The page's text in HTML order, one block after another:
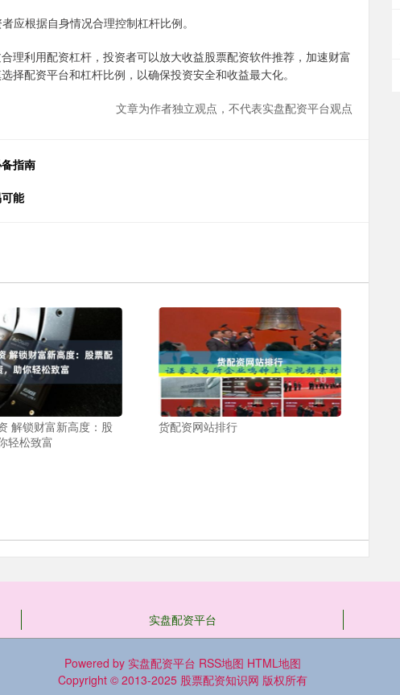
应根据自身情况合理控制杠杆比例。
理利用配资杠杆，投资者可以放大收益股票配资软件推荐，加速财富
配资平台和杠杆比例，以确保投资安全和收益最大化。
文章为作者独立观点，不代表实盘配资平台观点
指南
能
解锁财富新高度：股
轻松致富
货配资网站排行
实盘配资平台
Powered by 实盘配资平台 RSS地图 HTML地图
Copyright © 2013-2025 股票配资知识网 版权所有